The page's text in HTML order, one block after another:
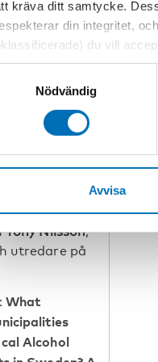
kräva ditt samtycke.
din integritet,
du vill
för cookies.
vi erbjuder. Om du har
Nödvändig
Avvisa
genomförd
på CAN och
Tony Nilsson,
utredare på
What
Alcohol